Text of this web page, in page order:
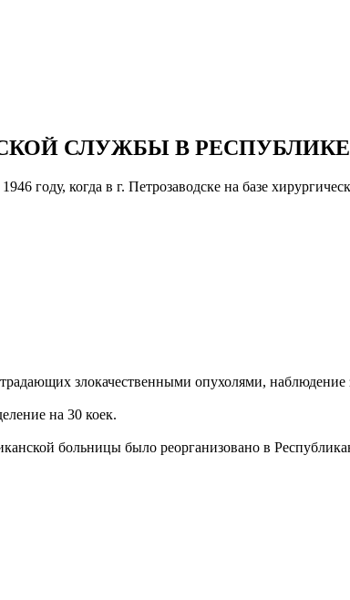
СЛУЖБЫ В
году, когда в г. Петрозаводске на базе
злокачественными опухолями,
на 30 коек.
больницы было реорганизовано в